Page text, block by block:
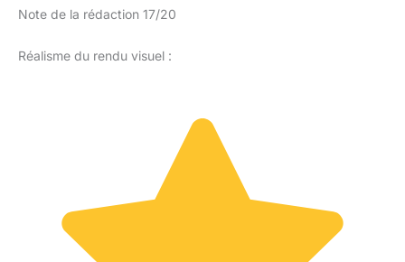
Note de la rédaction 17/20
Réalisme du rendu visuel :